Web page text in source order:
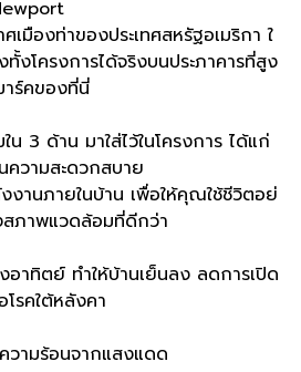
เมืองท่าของประเทศสหรัฐอเมริกา ใ
โครงการได้จริงบนประภาคารที่สูง
าร์คของที่นี่
น 3 ด้าน มาใส่ไว้ในโครงการ ได้แก่
วามสะดวกสบาย
งานภายในบ้าน เพื่อให้คุณใช้ชีวิตอย่
ภาพแวดล้อมที่ดีกว่า
าทิตย์ ทำให้บ้านเย็นลง ลดการเปิด
รคใต้หลังคา
วามร้อนจากแสงแดด